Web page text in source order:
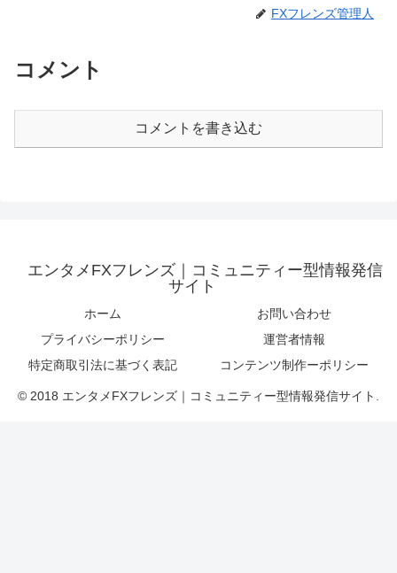
FXフレンズ管理人
コメント
コメントを書き込む
エンタメFXフレンズ｜コミュニティー型情報発信
サイト
ホーム
お問い合わせ
プライバシーポリシー
運営者情報
特定商取引法に基づく表記
コンテンツ制作ーポリシー
© 2018 エンタメFXフレンズ｜コミュニティー型情報発信サイト.